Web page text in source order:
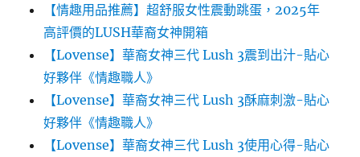
【情趣用品推薦】超舒服女性震動跳蛋，2025年
高評價的LUSH華裔女神開箱
【Lovense】華裔女神三代 Lush 3震到出汁-貼心
好夥伴《情趣職人》
【Lovense】華裔女神三代 Lush 3酥麻刺激-貼心
好夥伴《情趣職人》
【Lovense】華裔女神三代 Lush 3使用心得-貼心